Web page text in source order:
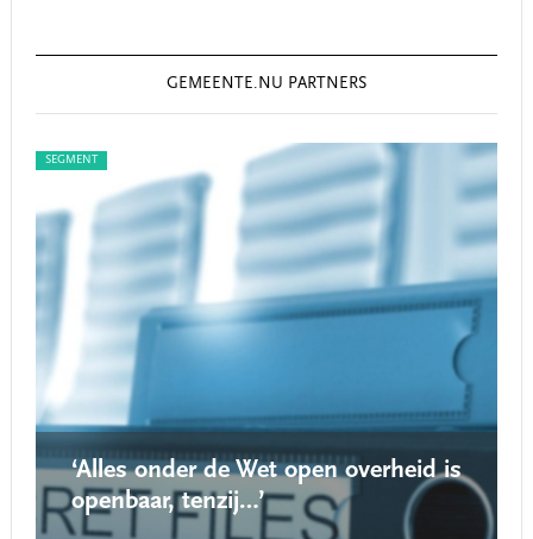
GEMEENTE.NU PARTNERS
SEGMENT
‘Alles onder de Wet open overheid is
openbaar, tenzij…’